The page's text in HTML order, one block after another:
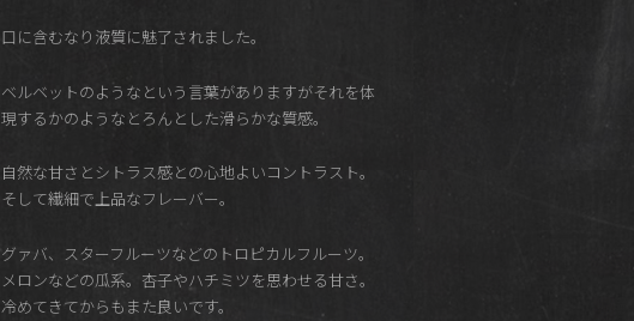
口に含むなり液質に魅了されました。
ベルベットのようなという言葉がありますがそれを体
現するかのようなとろんとした滑らかな質感。
自然な甘さとシトラス感との心地よいコントラスト。
そして繊細で上品なフレーバー。
グァバ、スターフルーツなどのトロピカルフルーツ。
メロンなどの瓜系。杏子やハチミツを思わせる甘さ。
冷めてきてからもまた良いです。